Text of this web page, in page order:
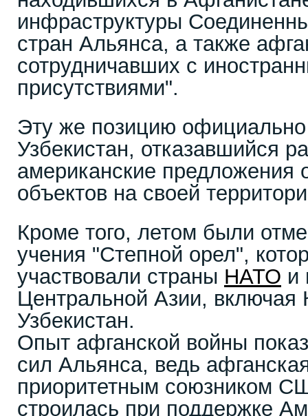
инфраструктуры
стран Альянса, а также
сотрудничавших с
присутствиями".
Эту же позицию
Узбекистан, отказавшийся
американские предложения
объектов на своей
Кроме того, летом были
учения "Степной орел",
участвовали страны НАТО и
Центральной Азии, включая
Узбекистан.
Опыт афганской войны
сил Альянса, ведь
приоритетным союзником
строилась при поддержке